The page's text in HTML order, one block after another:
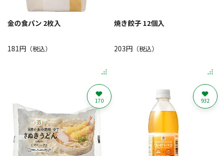
金の食パン 2枚入
181円 （税込）
焼き餃子 12個入
203円（税込）
170 932